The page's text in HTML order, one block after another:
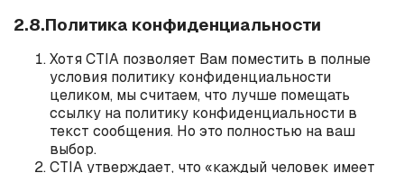
2.8.Политика конфиденциальности
ХотяCTIA позволяет Вам поместить в полные
условия политику конфиденциальности
целиком, мы считаем, что лучше помещать
ссылку на политику конфиденциальности в
текст сообщения. Но это полностью на ваш
выбор.
CTIAутверждает, что «каждый человек имеет